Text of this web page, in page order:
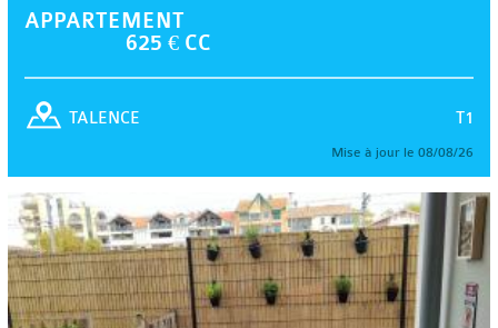
APPARTEMENT
625 € CC
T1
TALENCE
Mise à jour le 08/08/26